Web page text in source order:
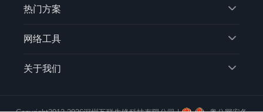
热门方案
网络工具
关于我们